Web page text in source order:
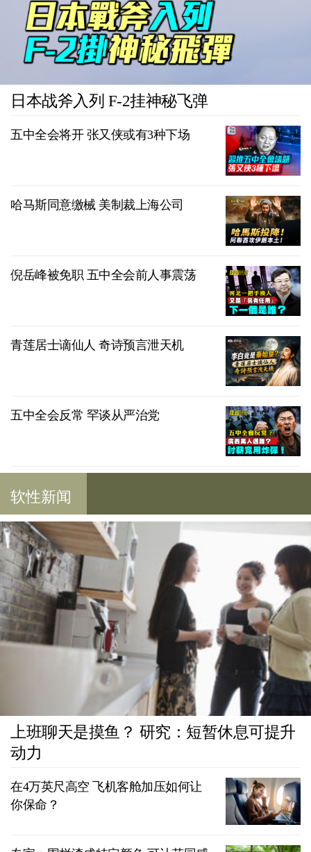
日本战斧入列 F-2挂神秘飞弹
五中全会将开 张又侠或有3种下场
哈马斯同意缴械 美制裁上海公司
倪岳峰被免职 五中全会前人事震荡
青莲居士谪仙人 奇诗预言泄天机
五中全会反常 罕谈从严治党
软性新闻
上班聊天是摸鱼？ 研究：短暂休息可提升
动力
在4万英尺高空 飞机客舱加压如何让
你保命？